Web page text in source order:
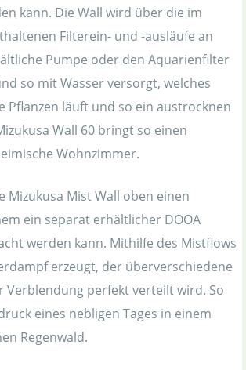
kann. Die Wall wird über die im
Filterein- und -ausläufe an
Pumpe oder den Aquarienfilter
so mit Wasser versorgt, welches
Pflanzen läuft und so ein austrocknen
Wall 60 bringt so einen
Wohnzimmer.
Mizukusa Mist Wall oben einen
ein separat erhältlicher DOOA
werden kann. Mithilfe des Mistflows
erzeugt, der überverschiedene
Verblendung perfekt verteilt wird. So
eines nebligen Tages in einem
Regenwald.